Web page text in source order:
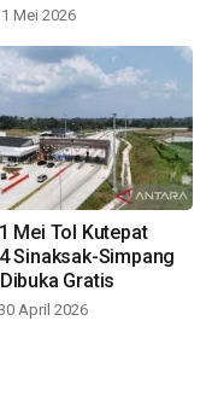
Mei 2026
Mei Tol Kutepat
Sinaksak-Simpang
Gratis
April 2026